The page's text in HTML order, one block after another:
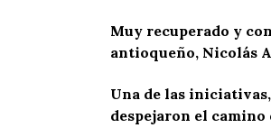
Muy recuperado y
antioqueño, Nicolás
Una de las
despejaron el